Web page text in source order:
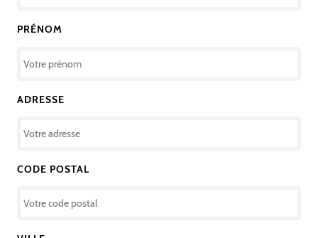
PRÉNOM
ADRESSE
CODE POSTAL